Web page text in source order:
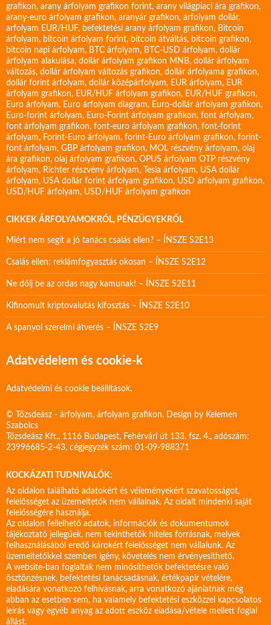
grafikon, arany árfolyam grafikon forint, arany világpiaci ára grafikon,
arany-euro árfolyam grafikon, aranyár grafikon, árfolyam dollár,
arfolyam EUR/HUF, befektetési arany árfolyam grafikon, Bitcoin
árfolyam, bitcoin árfolyam forint, bitcoin átváltás, bitcoin grafikon,
bitcoin napi árfolyam, BTC árfolyam, BTC-USD árfolyam, dollár
árfolyam alakulása, dollár árfolyam grafikon MNB, dollár árfolyam
változás, dollár árfolyam változás grafikon, dollár árfolyama grafikon,
dollár forint árfolyam, dollár középárfolyam, EUR árfolyam, EUR
árfolyam grafikon, EUR/HUF árfolyam grafikon, EUR/HUF grafikon,
Euro árfolyam, Euro árfolyam diagram, Euro-dollár árfolyam grafikon,
Euro-forint árfolyam, Euro-Forint árfolyam grafikon, font árfolyam,
font árfolyam grafikon, font-euro árfolyam grafikon, font-forint
árfolyam, Forint-Euro árfolyam, forint-Euro árfolyam grafikon, forint-
font árfolyam, GBP árfolyam grafikon, MOL részvény árfolyam, olaj
ára grafikon, olaj árfolyam grafikon, OPUS árfolyam OTP részvény
árfolyam, Richter részvény árfolyam, Tesla árfolyam, USA dollár
árfolyam, USA dollár forint árfolyam grafikon, USD árfolyam grafikon,
USD/HUF árfolyam, USD/HUF árfolyam grafikon
CIKKEK ÁRFOLYAMOKRÓL, PÉNZÜGYEKRŐL
Miért nem segít a jó tanács csalás ellen? – ÍNSZE S2E13
Csalás ellen: reklámfogyasztás okosan – ÍNSZE S2E12
Ne dőlj be az ordas nagy kamunak! – ÍNSZE S2E11
Kifinomult kriptovalutás kifosztás – ÍNSZE S2E10
A spanyol szerelmi átverés – ÍNSZE S2E9
Adatvédelem és cookie-k
Adatvédelmi és cookie beállítások.
© Tőzsdeász - árfolyam, árfolyam grafikon. Design by Kelemen
Szabolcs
Tőzsdeász Kft., 1116 Budapest, Fehérvári út 133. fsz. 4., adószám:
23996685-2-43, cégjegyzék szám: 01-09-988371
KOCKÁZATI TUDNIVALÓK:
Az oldalon található adatokért és véleményekért szavatosságot,
felelősséget az üzemeltetők nem vállalnak. Az oldalt mindenki saját
felelősségére használja.
Az oldalon fellelhető adatok, információk és dokumentumok
tájékoztató jellegűek, nem tekinthetők hiteles forrásnak, melyek
felhasználásából eredő károkért felelősséget nem vállalunk. Az
üzemeltetőkkel szemben igény, követelés nem érvényesíthető.
A website-ban foglaltak nem minősíthetők befektetésre való
ösztönzésnek, befektetési tanácsadásnak, értékpapír vételére,
eladására vonatkozó felhívásnak, arra vonatkozó ajánlatnak még
abban az esetben sem, ha valamely befektetési eszközzel kapcsolatos
leírás vagy egyéb anyag az adott eszköz eladása/vétele mellett foglal
állást.